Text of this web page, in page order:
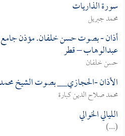
سورة الذاريات
محمد جبريل
أذان - بصوت حسن خلفان. مؤذن جامع
عبدالوهاب – قطر
حسن خلفان
الأذان -الحجازي__ بصوت الشيخ
محمد صلاح الدين كبارة
الليالي الخوالي
(...)